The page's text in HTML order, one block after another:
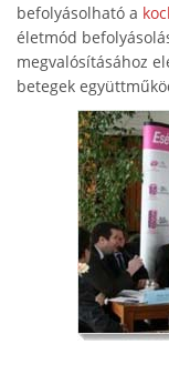
befolyásolható a
életmód
megvalósításához
betegek